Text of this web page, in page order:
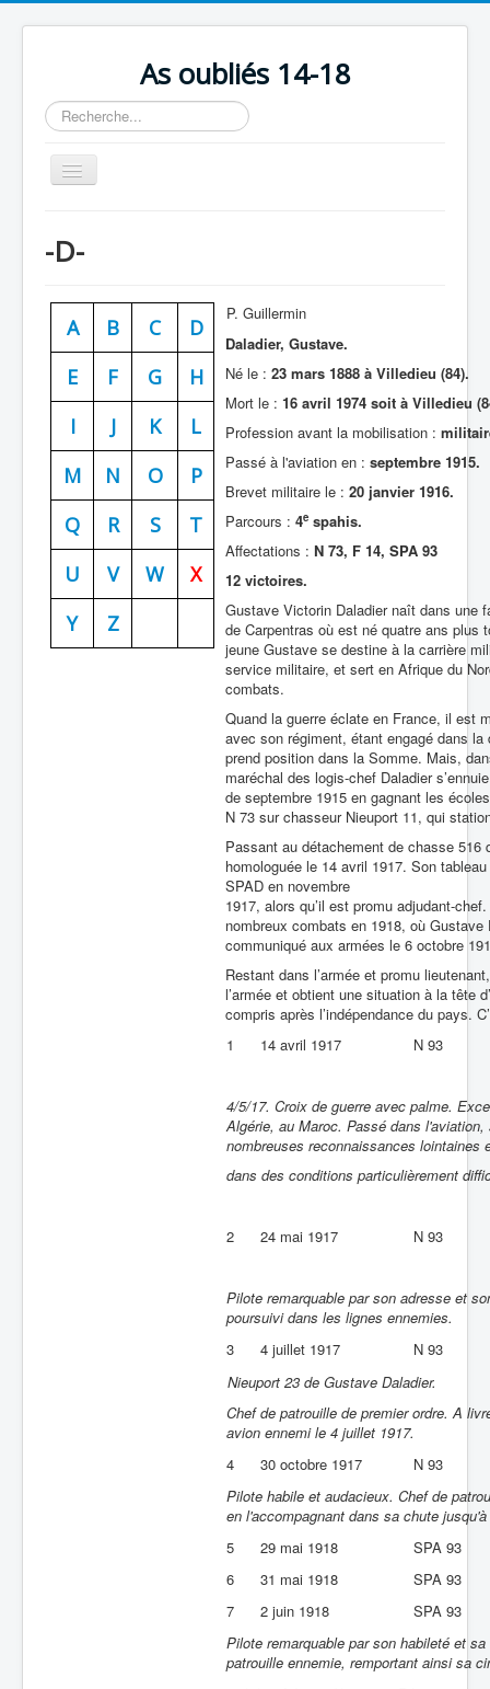
As oubliés 14-18
Rechercher
Basculer
la
Chronologie
Escadrilles
Organisation
Avions
Formation
Doctrines
Batailles
Cahiers des As
-D-
A B C
D
E
F G
H
I
J K
L
M
N O
P
Q
R S
T
U
V W
X
Y
Z
P. Guillermin
Daladier, Gustave.
Né le : 23 mars 1888 à Villedieu (84).
Mort le : 16 avril 1974 soit à Villedieu
Profession avant la mobilisation :
Passé à l'aviation en : septembre 1915.
Brevet militaire le : 20 janvier 1916.
Parcours : 4e spahis.
Affectations : N 73, F 14, SPA 93
12 victoires.
Gustave Victorin Daladier naît dans une
de Carpentras où est né quatre ans plus
jeune Gustave se destine à la carrière
service militaire, et sert en Afrique du
combats.
Quand la guerre éclate en France, il est
avec son régiment, étant engagé dans
prend position dans la Somme. Mais,
maréchal des logis-chef Daladier
de septembre 1915 en gagnant les
N 73 sur chasseur Nieuport 11, qui
Passant au détachement de chasse 516
homologuée le 14 avril 1917. Son
SPAD en novembre
1917, alors qu’il est promu adjudant-
nombreux combats en 1918, où
communiqué aux armées le 6 octobre
Restant dans l’armée et promu
l’armée et obtient une situation à la tête
compris après l’indépendance du pays.
1
14 avril 1917 N 93
4/5/17. Croix de guerre avec palme.
Algérie, au Maroc. Passé dans
nombreuses reconnaissances
dans des conditions particulièrement
2 24 mai 1917 N 93
Pilote remarquable par son adresse et
poursuivi dans les lignes ennemies.
3
4 juillet 1917
N 93
Nieuport 23 de Gustave Daladier.
Chef de patrouille de premier ordre. A
avion ennemi le 4 juillet 1917.
4
30 octobre 1917
N 93
Pilote habile et audacieux. Chef de
en l'accompagnant dans sa chute
5
29 mai 1918
SPA 93
6
31 mai 1918
SPA 93
7
2 juin 1918
SPA 93
Pilote remarquable par son habileté et
patrouille ennemie, remportant ainsi sa